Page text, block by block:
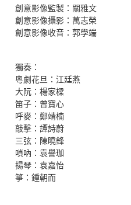
創意影像監製：關雅文
創意影像攝影：萬志榮
創意影像收音：郭學端
獨奏：
粵劇花旦：江廷燕
大阮：楊家樑
笛子：曾寶心
呼麥：鄭靖楠
敲擊：譚詩蔚
三弦：陳曉鋒
嗩吶：袁譽珈
揚琴：袁嘉怡
箏：鍾朝而